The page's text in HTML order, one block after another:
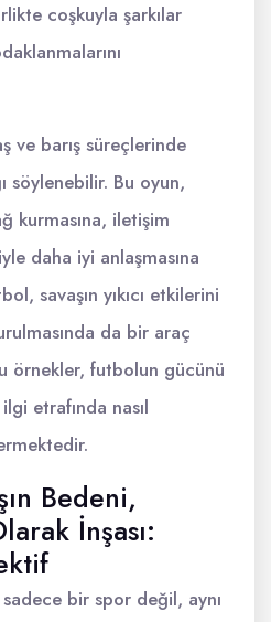
coşkuyla şarkılar
ve barış süreçlerinde
söylenebilir. Bu oyun,
kurmasına, iletişim
daha iyi anlaşmasına
savaşın yıkıcı etkilerini
da bir araç
örnekler, futbolun gücünü
etrafında nasıl
Bedeni,
İnşası:
bir spor değil, aynı